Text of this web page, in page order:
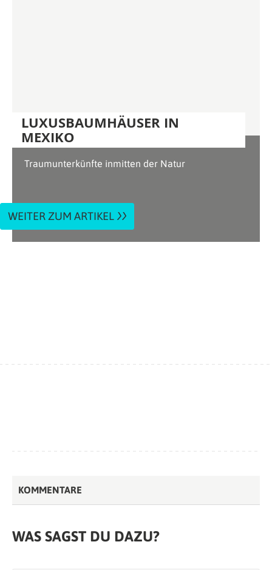
LUXUSBAUMHÄUSER IN
MEXIKO
Traumunterkünfte inmitten der Natur
WEITER ZUM ARTIKEL
KOMMENTARE
WAS SAGST DU DAZU?